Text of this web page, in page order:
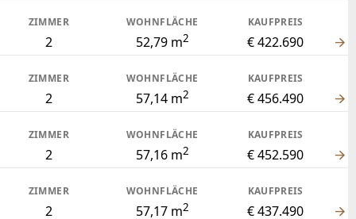
ZIMMER
2
WOHNFLÄCHE
52,79 m2
KAUFPREIS
€ 422.690
ZIMMER
2
WOHNFLÄCHE
57,14 m2
KAUFPREIS
€ 456.490
ZIMMER
2
WOHNFLÄCHE
57,16 m2
KAUFPREIS
€ 452.590
ZIMMER
2
WOHNFLÄCHE
57,17 m2
KAUFPREIS
€ 437.490